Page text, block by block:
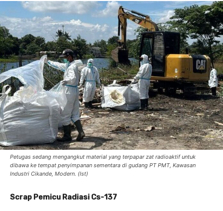
Petugas sedang mengangkut material yang terpapar zat radioaktif untuk
dibawa ke tempat penyimpanan sementara di gudang PT PMT, Kawasan
Industri Cikande, Modern. (Ist)
Scrap Pemicu Radiasi Cs-137